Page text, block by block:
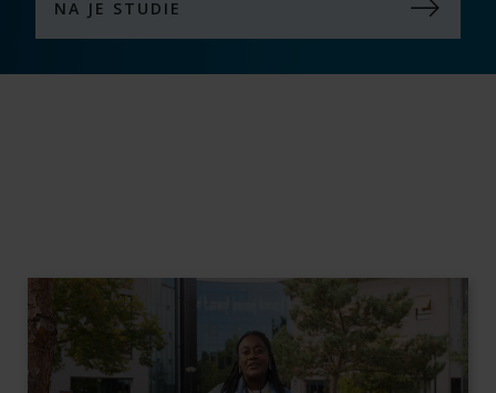
NA JE STUDIE